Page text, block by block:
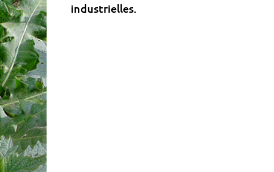
industrielles.